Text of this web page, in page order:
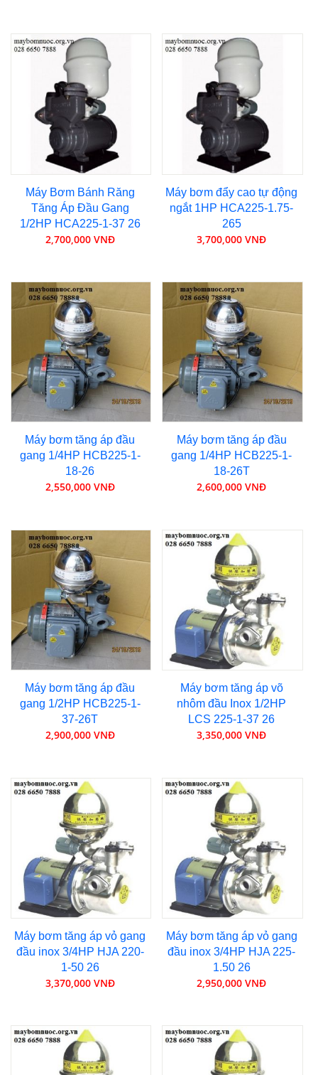
Máy Bơm Bánh Răng
Tăng Áp Đầu Gang
1/2HP HCA225-1-37 26
2,700,000 VNĐ
Máy bơm đẩy cao tự động
ngắt 1HP HCA225-1.75-
265
3,700,000 VNĐ
Máy bơm tăng áp đầu
gang 1/4HP HCB225-1-
18-26
2,550,000 VNĐ
Máy bơm tăng áp đầu
gang 1/4HP HCB225-1-
18-26T
2,600,000 VNĐ
Máy bơm tăng áp đầu
gang 1/2HP HCB225-1-
37-26T
2,900,000 VNĐ
Máy bơm tăng áp võ
nhôm đầu Inox 1/2HP
LCS 225-1-37 26
3,350,000 VNĐ
Máy bơm tăng áp vỏ gang
đầu inox 3/4HP HJA 220-
1-50 26
3,370,000 VNĐ
Máy bơm tăng áp vỏ gang
đầu inox 3/4HP HJA 225-
1.50 26
2,950,000 VNĐ